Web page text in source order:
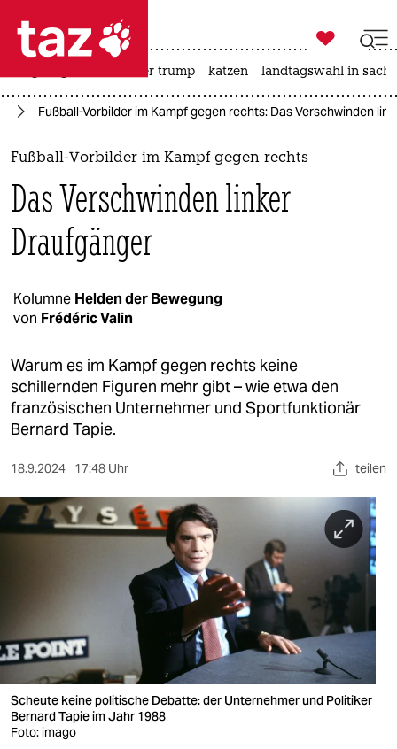
 taz zahl ich
taz zahl ich
themen
politik
öko
kultur
sport
berlin
nord
wahrheit
verlag
fragen & hilfe
unterstützen
abo

taz zahl ich
usa unter trump katzen landtagswahl in
Fußball-Vorbilder im Kampf gegen rechts: Das Verschwinden
Fußball-Vorbilder im Kampf gegen rechts
Das Verschwinden linker
Draufgänger
Kolumne Helden der Bewegung
von Frédéric Valin
Warum es im Kampf gegen rechts keine
schillernden Figuren mehr gibt – wie etwa den
französischen Unternehmer und Sportfunktionär
Bernard Tapie.
18.9.2024 17:48 Uhr teilen
Scheute keine politische Debatte: der Unternehmer und Politiker
Bernard Tapie im Jahr 1988
Foto: imago